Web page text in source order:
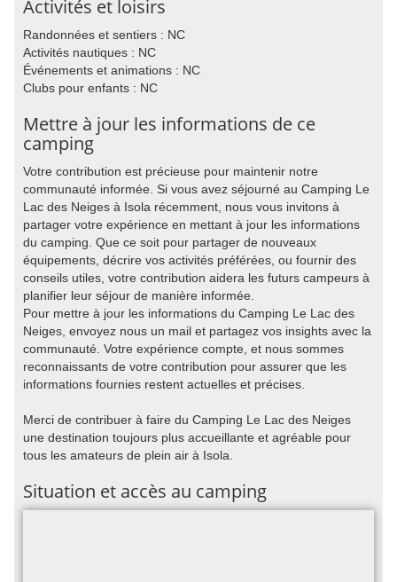
Activités et loisirs
Randonnées et sentiers : NC
Activités nautiques : NC
Événements et animations : NC
Clubs pour enfants : NC
Mettre à jour les informations de ce
camping
Votre contribution est précieuse pour maintenir notre
communauté informée. Si vous avez séjourné au Camping Le
Lac des Neiges à Isola récemment, nous vous invitons à
partager votre expérience en mettant à jour les informations
du camping. Que ce soit pour partager de nouveaux
équipements, décrire vos activités préférées, ou fournir des
conseils utiles, votre contribution aidera les futurs campeurs à
planifier leur séjour de manière informée.
Pour mettre à jour les informations du Camping Le Lac des
Neiges, envoyez nous un mail et partagez vos insights avec la
communauté. Votre expérience compte, et nous sommes
reconnaissants de votre contribution pour assurer que les
informations fournies restent actuelles et précises.
Merci de contribuer à faire du Camping Le Lac des Neiges
une destination toujours plus accueillante et agréable pour
tous les amateurs de plein air à Isola.
Situation et accès au camping